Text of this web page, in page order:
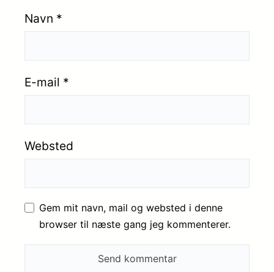
Navn *
E-mail *
Websted
Gem mit navn, mail og websted i denne
browser til næste gang jeg kommenterer.